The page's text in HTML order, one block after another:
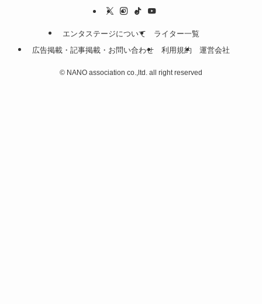
エンタステージについて
ライター一覧
広告掲載・記事掲載・お問い合わせ
利用規約 運営会社
© NANO association co.,ltd. all right reserved